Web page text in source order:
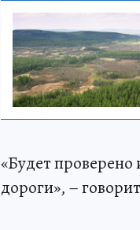
«Будет
дороги», –